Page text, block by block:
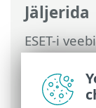
Jäljerida
ESET-i
Security>
Small
Töötavad